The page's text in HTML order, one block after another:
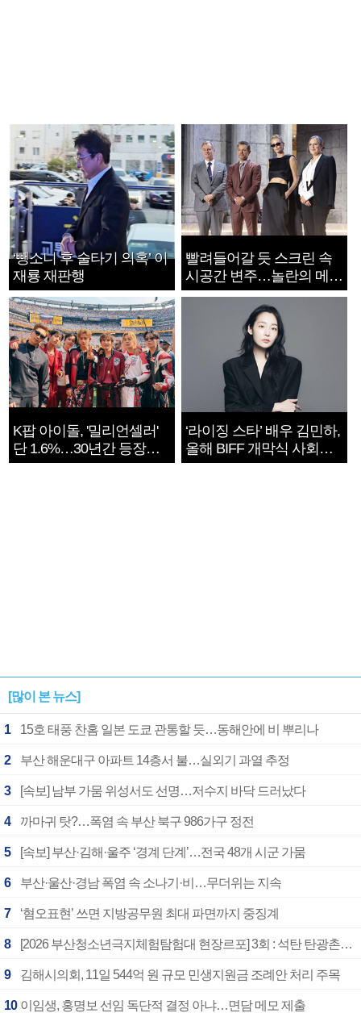
‘뺑소니 후 술타기 의혹’ 이
재룡 재판행
빨려들어갈 듯 스크린 속
시공간 변주…놀란의 메시
지는 ‘전쟁 속죄’
K팝 아이돌, '밀리언셀러'
단 1.6%…30년간 등장
1182개팀 전수조사
‘라이징 스타’ 배우 김민하,
올해 BIFF 개막식 사회자
확정
[많이 본 뉴스]
1 15호 태풍 찬홈 일본 도쿄 관통할 듯…동해안에 비 뿌리나
2 부산 해운대구 아파트 14층서 불…실외기 과열 추정
3 [속보] 남부 가뭄 위성서도 선명…저수지 바닥 드러났다
4 까마귀 탓?…폭염 속 부산 북구 986가구 정전
5 [속보] 부산·김해·울주 ‘경계 단계’…전국 48개 시군 가뭄
6 부산·울산·경남 폭염 속 소나기·비…무더위는 지속
7 ‘혐오표현’ 쓰면 지방공무원 최대 파면까지 중징계
8 [2026 부산청소년극지체험탐험대 현장르포] 3회 : 석탄 탄광촌에서 북극 연구의 중심지로
9 김해시의회, 11일 544억 원 규모 민생지원금 조례안 처리 주목
10 이임생, 홍명보 선임 독단적 결정 아냐…면담 메모 제출